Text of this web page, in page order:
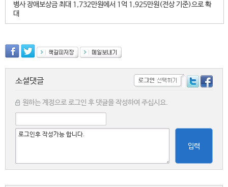
병사 장애보상금 최대 1,732만원에서 1억 1,925만원(전상 기준)으로 확
대
소셜댓글
원하는 계정으로 로그인 후 댓글을 작성하여 주십시요.
입력